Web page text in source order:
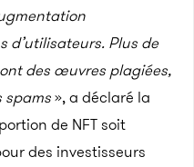
d’utilisateurs. Plus de
des œuvres plagiées,
spams», a déclaré la
de NFT soit
des investisseurs